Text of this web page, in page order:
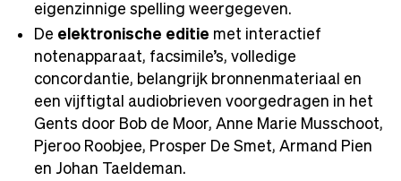
eigenzinnige spelling weergegeven.
De elektronische editie met interactief
notenapparaat, facsimile’s, volledige
concordantie, belangrijk bronnenmateriaal en
een vijftigtal audiobrieven voorgedragen in het
Gents door Bob de Moor, Anne Marie Musschoot,
Pjeroo Roobjee, Prosper De Smet, Armand Pien
en Johan Taeldeman.